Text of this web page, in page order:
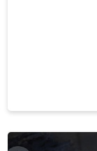
RASTBLASTER.EE